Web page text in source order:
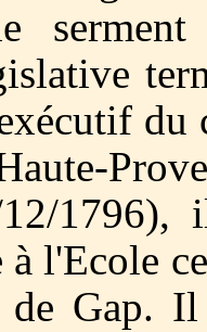
serment
du
1796),
à l'Ecole
de Gap.